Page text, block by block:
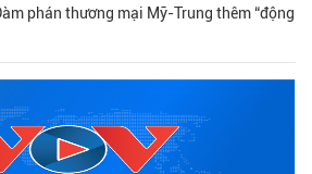
phán thương mại Mỹ-Trung thêm “động